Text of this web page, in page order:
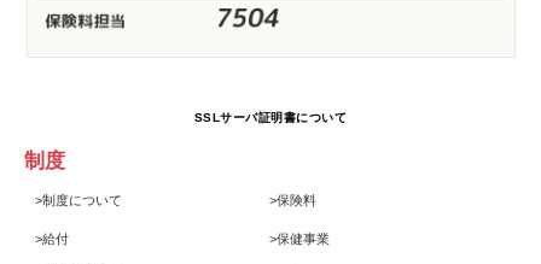
SSLサーバ証明書について
制度
>制度について >保険料
>給付 >保健事業